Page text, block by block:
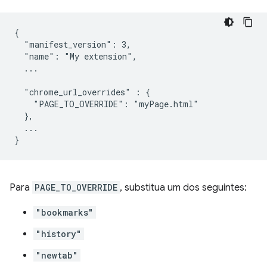
{
  "manifest_version": 3,
  "name": "My extension",
  ...
  "chrome_url_overrides" : {
    "PAGE_TO_OVERRIDE": "myPage.html"
  },
  ...
Para PAGE_TO_OVERRIDE , substitua um dos seguintes:
"bookmarks"
"history"
"newtab"